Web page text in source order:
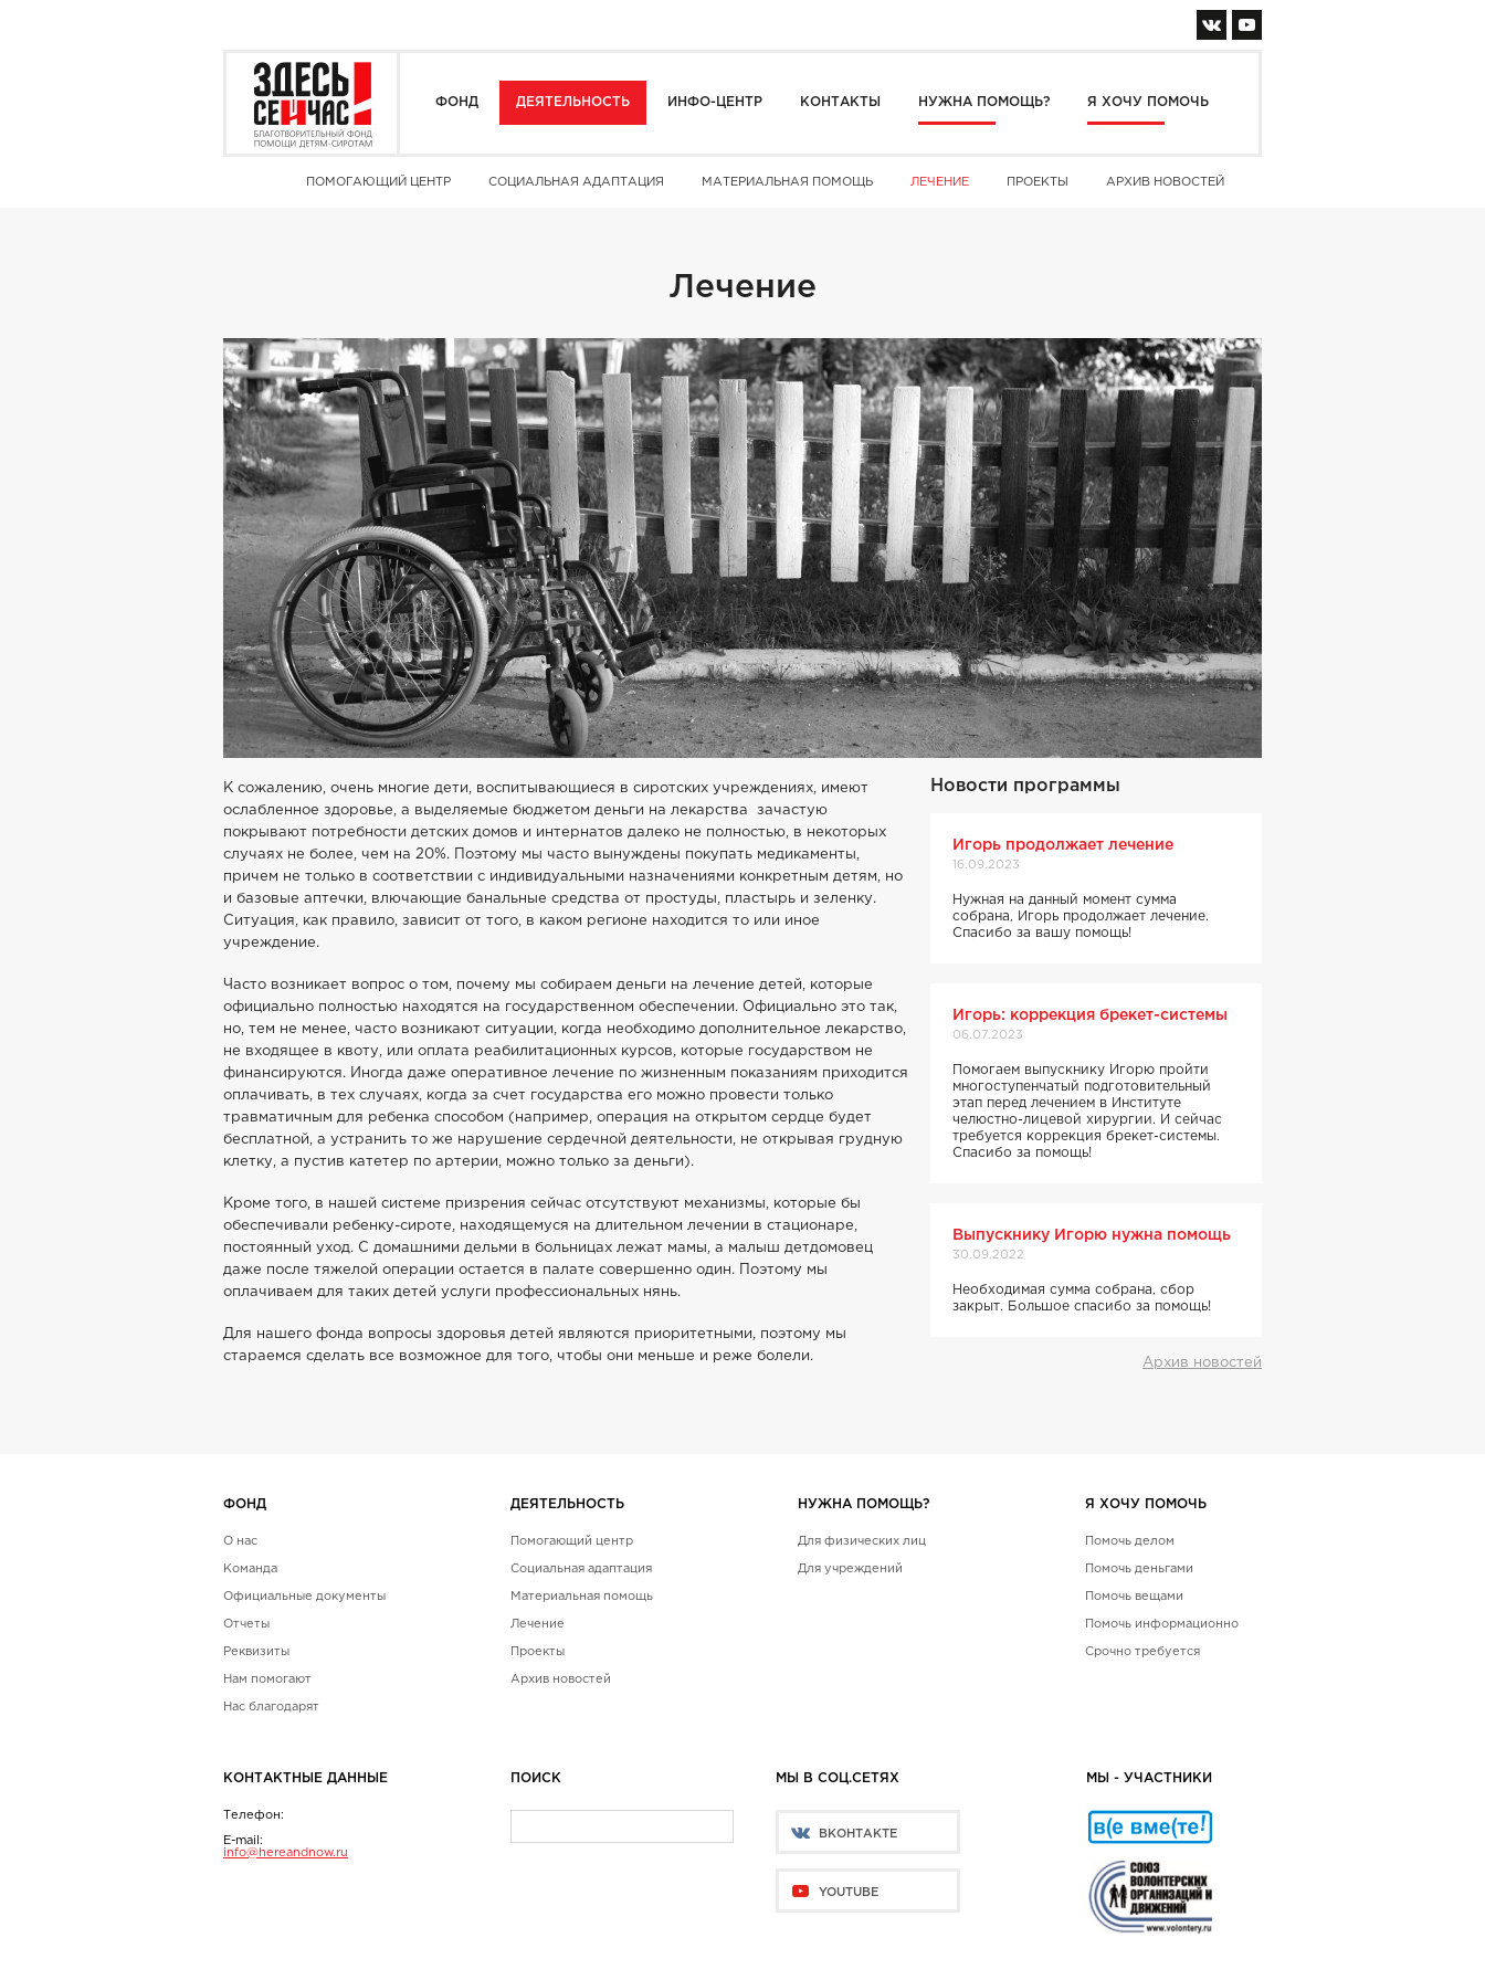
ФОНД ДЕЯТЕЛЬНОСТЬ ИНФО-ЦЕНТР КОНТАКТЫ НУЖНА ПОМОЩЬ? Я ХОЧУ ПОМОЧЬ
ПОМОГАЮЩИЙ ЦЕНТР СОЦИАЛЬНАЯ АДАПТАЦИЯ МАТЕРИАЛЬНАЯ ПОМОЩЬ ЛЕЧЕНИЕ ПРОЕКТЫ АРХИВ НОВОСТЕЙ
Лечение
К сожалению, очень многие дети, воспитывающиеся в сиротских учреждениях, имеют
ослабленное здоровье, а выделяемые бюджетом деньги на лекарства зачастую
покрывают потребности детских домов и интернатов далеко не полностью, в некоторых
случаях не более, чем на 20%. Поэтому мы часто вынуждены покупать медикаменты,
причем не только в соответствии с индивидуальными назначениями конкретным детям, но
и базовые аптечки, влючающие банальные средства от простуды, пластырь и зеленку.
Ситуация, как правило, зависит от того, в каком регионе находится то или иное
учреждение.
Часто возникает вопрос о том, почему мы собираем деньги на лечение детей, которые
официально полностью находятся на государственном обеспечении. Официально это так,
но, тем не менее, часто возникают ситуации, когда необходимо дополнительное лекарство,
не входящее в квоту, или оплата реабилитационных курсов, которые государством не
финансируются. Иногда даже оперативное лечение по жизненным показаниям приходится
оплачивать, в тех случаях, когда за счет государства его можно провести только
травматичным для ребенка способом (например, операция на открытом сердце будет
бесплатной, а устранить то же нарушение сердечной деятельности, не открывая грудную
клетку, а пустив катетер по артерии, можно только за деньги).
Кроме того, в нашей системе призрения сейчас отсутствуют механизмы, которые бы
обеспечивали ребенку-сироте, находящемуся на длительном лечении в стационаре,
постоянный уход. С домашними дельми в больницах лежат мамы, а малыш детдомовец
даже после тяжелой операции остается в палате совершенно один. Поэтому мы
оплачиваем для таких детей услуги профессиональных нянь.
Для нашего фонда вопросы здоровья детей являются приоритетными, поэтому мы
стараемся сделать все возможное для того, чтобы они меньше и реже болели.
Новости программы
Игорь продолжает лечение
16.09.2023
Нужная на данный момент сумма
собрана, Игорь продолжает лечение.
Спасибо за вашу помощь!
Игорь: коррекция брекет-системы
06.07.2023
Помогаем выпускнику Игорю пройти
многоступенчатый подготовительный
этап перед лечением в Институте
челюстно-лицевой хирургии. И сейчас
требуется коррекция брекет-системы.
Спасибо за помощь!
Выпускнику Игорю нужна помощь
30.09.2022
Необходимая сумма собрана, сбор
закрыт. Большое спасибо за помощь!
Архив новостей
ФОНД
О нас
Команда
Официальные документы
Отчеты
Реквизиты
Нам помогают
Нас благодарят
ДЕЯТЕЛЬНОСТЬ
Помогающий центр
Социальная адаптация
Материальная помощь
Лечение
Проекты
Архив новостей
НУЖНА ПОМОЩЬ?
Для физических лиц
Для учреждений
Я ХОЧУ ПОМОЧЬ
Помочь делом
Помочь деньгами
Помочь вещами
Помочь информационно
Срочно требуется
КОНТАКТНЫЕ ДАННЫЕ
Телефон:
E-mail:
info@hereandnow.ru
ПОИСК МЫ В СОЦ.СЕТЯХ
ВКОНТАКТЕ
YOUTUBE
МЫ - УЧАСТНИКИ